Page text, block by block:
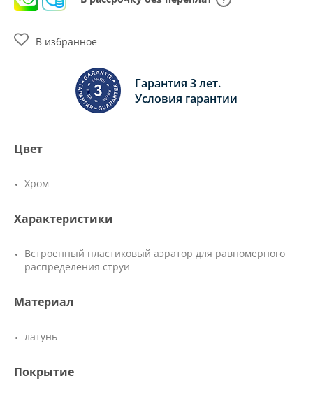
Гарантия 3 лет.
Условия гарантии
В избранное
Цвет
Хром
Характеристики
Встроенный пластиковый аэратор для равномерного
распределения струи
Материал
латунь
Покрытие